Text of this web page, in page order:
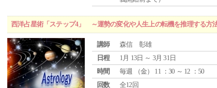
西洋占星術「ステップ4」 ～運勢の変化や人生上の転機を推理する方
講師
森信 彰雄
日程
1月 13日 ～ 3月 31日
時間
毎週 （金） 11 ：30 ～ 12 ：50
回数
全12回